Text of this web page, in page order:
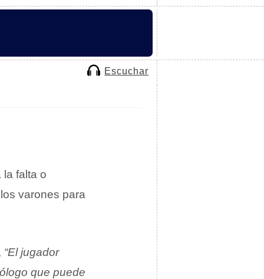
Escuchar
falta o
varones para
“El jugador
que puede